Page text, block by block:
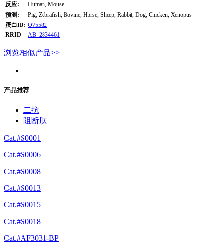
反应:
Human, Mouse
预测:
Pig, Zebrafish, Bovine, Horse, Sheep, Rabbit, Dog, Chicken, Xenopus
蛋白ID: O75582
RRID:
AB_2834461
浏览相似产品>>
产品推荐
二抗
阻断肽
Cat.#S0001
Cat.#S0006
Cat.#S0008
Cat.#S0013
Cat.#S0015
Cat.#S0018
Cat.#AF3031-BP